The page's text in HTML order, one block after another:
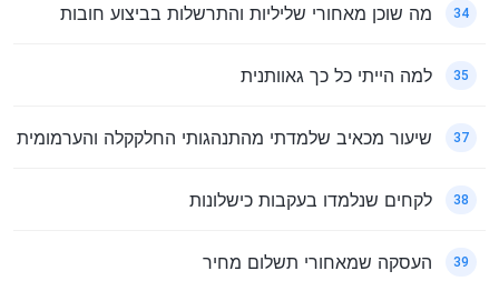
34 מה שוכן מאחורי שליליות והתרשלות בביצוע חובות
35 למה הייתי כל כך גאוותנית
37 שיעור מכאיב שלמדתי מהתנהגותי החלקקלה והערמומית
38 לקחים שנלמדו בעקבות כישלונות
39 העסקה שמאחורי תשלום מחיר